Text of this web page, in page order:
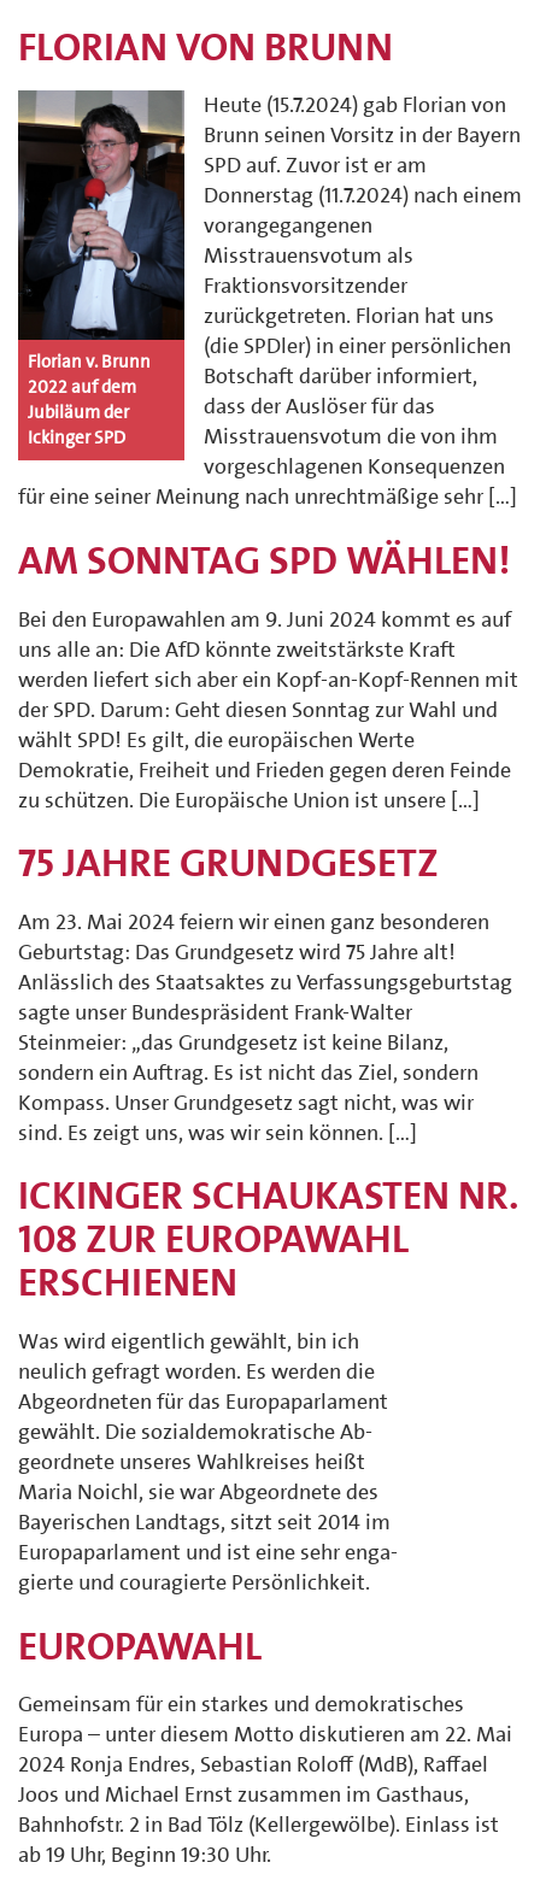
FLORIAN VON BRUNN
Florian v. Brunn
2022 auf dem
Jubiläum der
Ickinger SPD
Heute (15.7.2024) gab Florian von
Brunn seinen Vorsitz in der Bayern
SPD auf. Zuvor ist er am
Donnerstag (11.7.2024) nach einem
vorangegangenen
Misstrauensvotum als
Fraktionsvorsitzender
zurückgetreten. Florian hat uns
(die SPDler) in einer persönlichen
Botschaft darüber informiert,
dass der Auslöser für das
Misstrauensvotum die von ihm
vorgeschlagenen Konsequenzen
für eine seiner Meinung nach unrechtmäßige sehr […]
AM SONNTAG SPD WÄHLEN!
Bei den Europawahlen am 9. Juni 2024 kommt es auf
uns alle an: Die AfD könnte zweitstärkste Kraft
werden liefert sich aber ein Kopf-an-Kopf-Rennen mit
der SPD. Darum: Geht diesen Sonntag zur Wahl und
wählt SPD! Es gilt, die europäischen Werte
Demokratie, Freiheit und Frieden gegen deren Feinde
zu schützen. Die Europäische Union ist unsere […]
75 JAHRE GRUNDGESETZ
Am 23. Mai 2024 feiern wir einen ganz besonderen
Geburtstag: Das Grundgesetz wird 75 Jahre alt!
Anlässlich des Staatsaktes zu Verfassungsgeburtstag
sagte unser Bundespräsident Frank-Walter
Steinmeier: „das Grundgesetz ist keine Bilanz,
sondern ein Auftrag. Es ist nicht das Ziel, sondern
Kompass. Unser Grundgesetz sagt nicht, was wir
sind. Es zeigt uns, was wir sein können. […]
ICKINGER SCHAUKASTEN NR.
108 ZUR EUROPAWAHL
ERSCHIENEN
Was wird eigentlich gewählt, bin ich
neulich gefragt worden. Es werden die
Abgeordneten für das Europaparlament
gewählt. Die sozialdemokratische Ab-
geordnete unseres Wahlkreises heißt
Maria Noichl, sie war Abgeordnete des
Bayerischen Landtags, sitzt seit 2014 im
Europaparlament und ist eine sehr enga-
gierte und couragierte Persönlichkeit.
EUROPAWAHL
Gemeinsam für ein starkes und demokratisches
Europa – unter diesem Motto diskutieren am 22. Mai
2024 Ronja Endres, Sebastian Roloff (MdB), Raffael
Joos und Michael Ernst zusammen im Gasthaus,
Bahnhofstr. 2 in Bad Tölz (Kellergewölbe). Einlass ist
ab 19 Uhr, Beginn 19:30 Uhr.